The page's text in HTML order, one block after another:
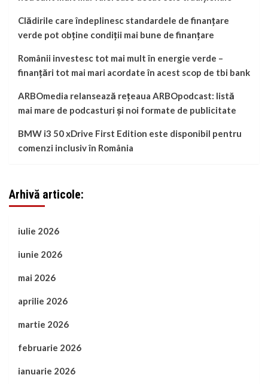
Clădirile care îndeplinesc standardele de finanțare
verde pot obține condiții mai bune de finanțare
Românii investesc tot mai mult în energie verde –
finanțări tot mai mari acordate în acest scop de tbi bank
ARBOmedia relansează rețeaua ARBOpodcast: listă
mai mare de podcasturi și noi formate de publicitate
BMW i3 50 xDrive First Edition este disponibil pentru
comenzi inclusiv în România
Arhivă articole:
iulie 2026
iunie 2026
mai 2026
aprilie 2026
martie 2026
februarie 2026
ianuarie 2026